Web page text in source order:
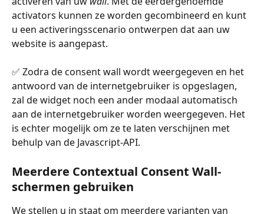
activators kunnen ze worden gecombineerd en kunt
u een activeringsscenario ontwerpen dat aan uw
website is aangepast.
✅ Zodra de consent wall wordt weergegeven en het
antwoord van de internetgebruiker is opgeslagen,
zal de widget noch een ander modaal automatisch
aan de internetgebruiker worden weergegeven. Het
is echter mogelijk om ze te laten verschijnen met
behulp van de Javascript-API.
Meerdere Contextual Consent Wall-
schermen gebruiken
We stellen u in staat om meerdere varianten van